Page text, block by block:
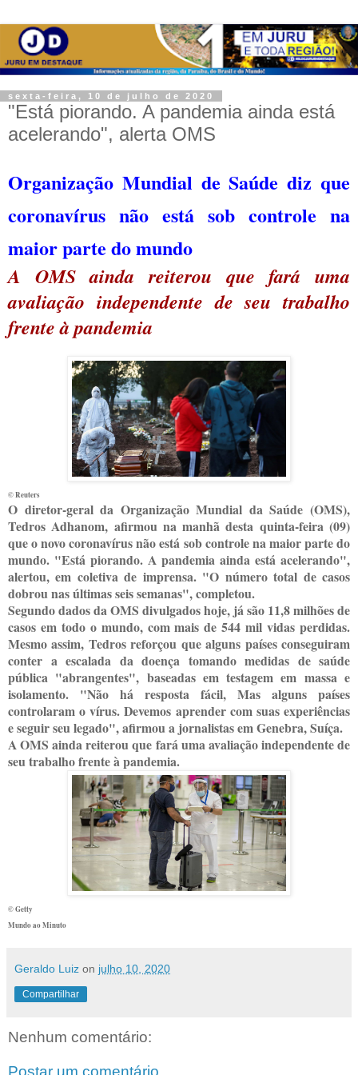
sexta-feira, 10 de julho de 2020
"Está piorando. A pandemia ainda está
acelerando", alerta OMS
Organização Mundial de Saúde diz que
coronavírus não está sob controle na
maior parte do mundo
A OMS ainda reiterou que fará uma
avaliação independente de seu trabalho
frente à pandemia
© Reuters
O diretor-geral da Organização Mundial da Saúde (OMS),
Tedros Adhanom, afirmou na manhã desta quinta-feira (09)
que o novo coronavírus não está sob controle na maior parte do
mundo. "Está piorando. A pandemia ainda está acelerando",
alertou, em coletiva de imprensa. "O número total de casos
dobrou nas últimas seis semanas", completou.
Segundo dados da OMS divulgados hoje, já são 11,8 milhões de
casos em todo o mundo, com mais de 544 mil vidas perdidas.
Mesmo assim, Tedros reforçou que alguns países conseguiram
conter a escalada da doença tomando medidas de saúde
pública "abrangentes", baseadas em testagem em massa e
isolamento. "Não há resposta fácil, Mas alguns países
controlaram o vírus. Devemos aprender com suas experiências
e seguir seu legado", afirmou a jornalistas em Genebra, Suíça.
A OMS ainda reiterou que fará uma avaliação independente de
seu trabalho frente à pandemia.
© Getty
Mundo ao Minuto
Geraldo Luiz on julho 10, 2020
Compartilhar
Nenhum comentário:
Postar um comentário